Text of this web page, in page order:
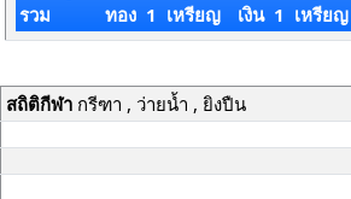
รวม
ทอง 1 เหรียญ
เงิน 1 เหรียญ
สถิติกีฬากรีฑา , ว่ายน้ำ , ยิงปืน